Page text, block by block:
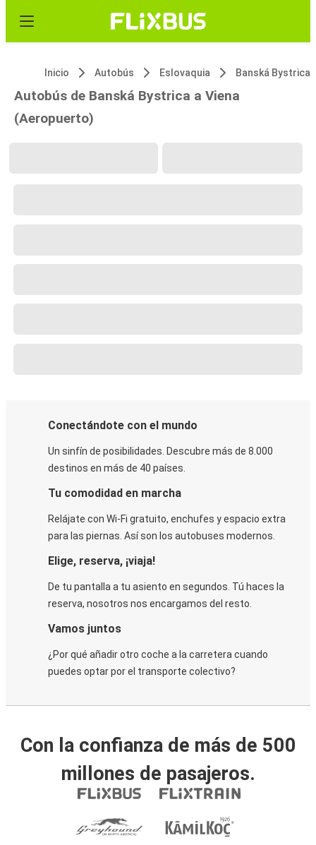
Inicio Autobús Eslovaquia Banská Bystrica
Autobús de Banská Bystrica a Viena
(Aeropuerto)
Conectándote con el mundo
Un sinfín de posibilidades. Descubre más de 8.000
destinos en más de 40 países.
Tu comodidad en marcha
Relájate con Wi-Fi gratuito, enchufes y espacio extra
para las piernas. Así son los autobuses modernos.
Elige, reserva, ¡viaja!
De tu pantalla a tu asiento en segundos. Tú haces la
reserva, nosotros nos encargamos del resto.
Vamos juntos
¿Por qué añadir otro coche a la carretera cuando
puedes optar por el transporte colectivo?
Con la confianza de más de 500
millones de pasajeros.